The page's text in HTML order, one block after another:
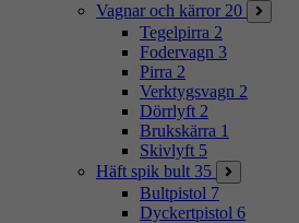
Vagnar och kärror 20
Tegelpirra 2
Fodervagn 3
Pirra 2
Verktygsvagn 2
Dörrlyft 2
Brukskärra 1
Skivlyft 5
Häft spik bult 35
Bultpistol 7
Dyckertpistol 6